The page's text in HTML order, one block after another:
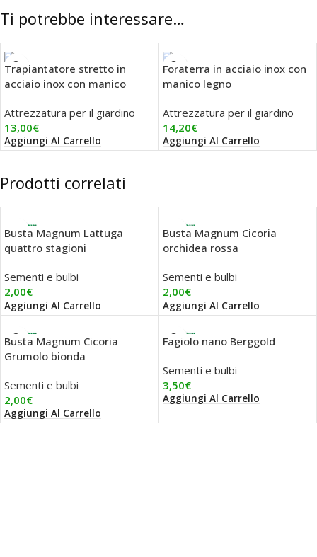
Ti potrebbe interessare…
Trapiantatore stretto in
acciaio inox con manico
Attrezzatura per il giardino
13,00€
Aggiungi Al Carrello
Foraterra in acciaio inox con
manico legno
Attrezzatura per il giardino
14,20€
Aggiungi Al Carrello
Prodotti correlati
Busta Magnum Lattuga
quattro stagioni
Sementi e bulbi
2,00€
Aggiungi Al Carrello
Busta Magnum Cicoria
orchidea rossa
Sementi e bulbi
2,00€
Aggiungi Al Carrello
Busta Magnum Cicoria
Grumolo bionda
Sementi e bulbi
2,00€
Aggiungi Al Carrello
Fagiolo nano Berggold
Sementi e bulbi
3,50€
Aggiungi Al Carrello